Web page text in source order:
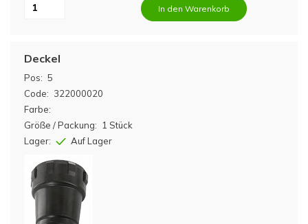
In den Warenkorb
Pos: 5
Code: 322000020
Deckel
Farbe:
Größe / Packung:
1 Stück
Lager:
Auf Lager